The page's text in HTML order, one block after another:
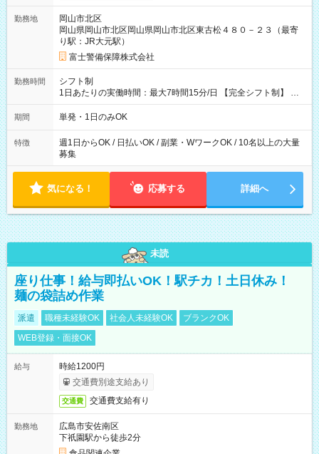
14,375円 (3)上記現場が日祝深夜の場合 17,250円 (4)上記勤務
者が現場までの運転者の場合17,250+200円＝17,450円 -----------
------------------------------- *最高日当額 17,450円* ---------------------
--------------------- より上位の資格取得やリーダー手当を取得する
と ”さらに”加算されます！ ※日当支給時振込手数料等は一切あ
勤務地
岡山市北区
岡山県岡山市北区岡山県岡山市北区東古松４８０－２３（最寄
り駅：JR大元駅）
富士警備保障株式会社
勤務時間
シフト制
1日あたりの実働時間：最大7時間15分/日 【完全シフト制】 例
(1) 8：00~17:00（休憩１h） 例(2) 13:00~16:00（早上がりでも
全額支給！） 例(3) 21:00~5:00（夜勤なら日当1.25倍！！）
期間 単発・1日のみOK
特徴
週1日からOK / 日払いOK / 副業・WワークOK / 10名以上の大量
募集
気になる！ 応募する 詳細へ
未読
座り仕事！給与即払いOK！駅チカ！土日休み！
麺の袋詰め作業
派遣 職種未経験OK 社会人未経験OK
ブランクOK
WEB登録・面接OK
給与
時給1200円
交通費別途支給あり
交通費 交通費支給有り
勤務地
広島市安佐南区
下祇園駅から徒歩2分